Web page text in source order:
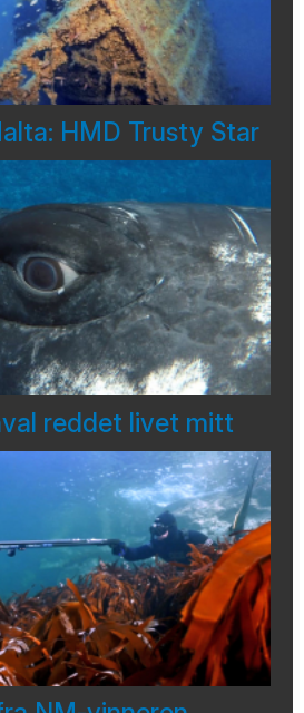
HMD Trusty Star
reddet livet mitt